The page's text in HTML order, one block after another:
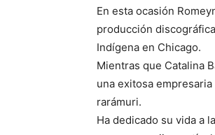
En esta ocasión
producción
Indígena en Chicago.
Mientras que Catalina
una exitosa
rarámuri.
Ha dedicado su vida a